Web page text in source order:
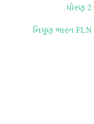
ધોરણ 2
નિપુણ ભારત